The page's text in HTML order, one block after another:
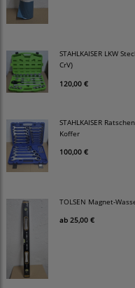
STAHLKAISER LKW
CrV)
120,00 €
STAHLKAISER
Koffer
100,00 €
TOLSEN Magnet-
ab 25,00 €